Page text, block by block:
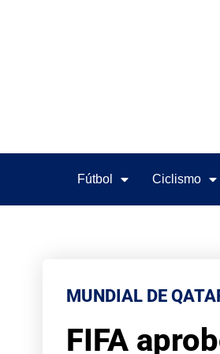
Fútbol Ciclismo
MUNDIAL DE
FIFA